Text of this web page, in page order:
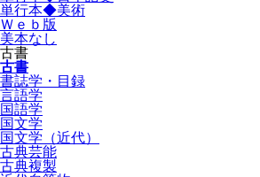
単行本◆美術
Ｗｅｂ版
美本なし
古書
古書
書誌学・目録
言語学
国語学
国文学
国文学（近代）
古典芸能
古典複製